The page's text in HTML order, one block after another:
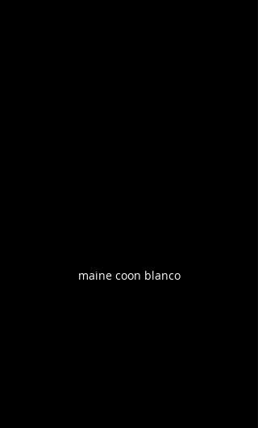
maine coon blanco